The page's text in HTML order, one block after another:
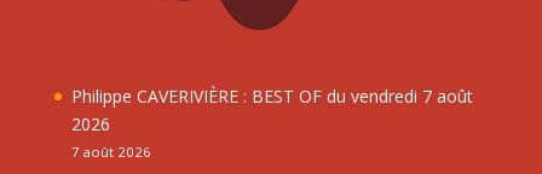
Philippe CAVERIVIÈRE : BEST OF du vendredi 7 août
2026
7 août 2026